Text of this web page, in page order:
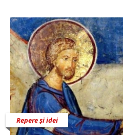
Repere și idei